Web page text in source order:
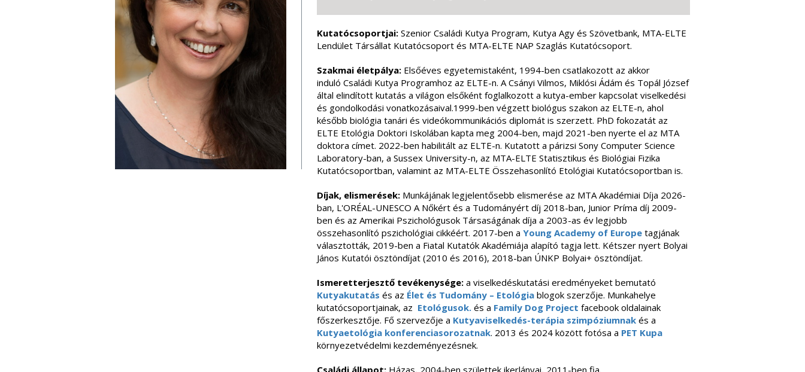
Kutatócsoportjai:Szenior Családi Kutya Program, Kutya Agy és Szövetbank, MTA-ELTE
Lendület Társállat Kutatócsoport és MTA-ELTE NAP Szaglás Kutatócsoport.
Szakmai életpálya: Elsőéves egyetemistaként, 1994-ben csatlakozott az akkor
induló Családi Kutya Programhoz az ELTE-n. A Csányi Vilmos, Miklósi Ádám és Topál József
által elindított kutatás a világon elsőként foglalkozott a kutya-ember kapcsolat viselkedési
és gondolkodási vonatkozásaival.1999-ben végzett biológus szakon az ELTE-n, ahol
később biológia tanári és videókommunikációs diplomát is szerzett. PhD fokozatát az
ELTE Etológia Doktori Iskolában kapta meg 2004-ben, majd 2021-ben nyerte el az MTA
doktora címet. 2022-ben habilitált az ELTE-n. Kutatott a párizsi Sony Computer Science
Laboratory-ban, a Sussex University-n, az MTA-ELTE Statisztikus és Biológiai Fizika
Kutatócsoportban, valamint az MTA-ELTE Összehasonlító Etológiai Kutatócsoportban is.
Díjak, elismerések: Munkájának legjelentősebb elismerése az MTA Akadémiai Díja 2026-
ban, L'ORÉAL-UNESCO A Nőkért és a Tudományért díj 2018-ban, Junior Príma díj 2009-
ben és az Amerikai Pszichológusok Társaságának díja a 2003-as év legjobb
összehasonlító pszichológiai cikkéért. 2017-ben a Young Academy of Europetagjának
választották, 2019-ben a Fiatal Kutatók Akadémiája alapító tagja lett. Kétszer nyert Bolyai
János Kutatói ösztöndíjat (2010 és 2016), 2018-ban ÚNKP Bolyai+ ösztöndíjat.
Ismeretterjesztő tevékenysége:a viselkedéskutatási eredményeket bemutató
Kutyakutatás és az Élet és Tudomány – Etológiablogok szerzője. Munkahelye
kutatócsoportjainak, az Etológusok.és a Family Dog Project facebook oldalainak
főszerkesztője. Fő szervezője a Kutyaviselkedés-terápia szimpóziumnakés a
Kutyaetológia konferenciasorozatnak. 2013 és 2024 között fotósa a PET Kupa
környezetvédelmi kezdeményezésnek.
Családi állapot: Házas, 2004-ben születtek ikerlányai, 2011-ben fia.